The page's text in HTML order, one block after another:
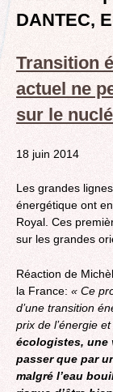
DANTEC,
Transition
actuel ne
sur le
18 juin 2014
Les grandes
énergétique ont
Royal. Ces
sur les grandes
Réaction de
la France: « Ce
d’une transition
prix de l’énergie
écologistes, une
passer que par
malgré l’eau